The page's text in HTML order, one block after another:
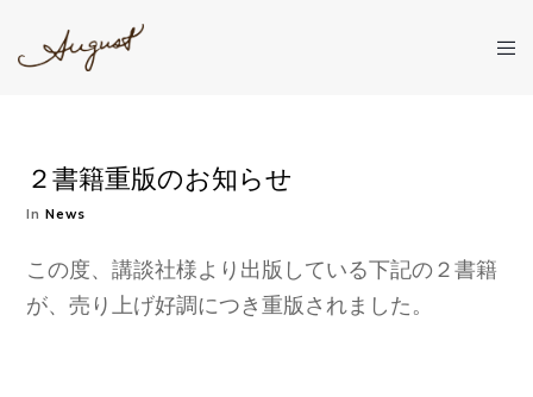
２書籍重版のお知らせ
InNews
この度、講談社様より出版している下記の２書籍
が、売り上げ好調につき重版されました。